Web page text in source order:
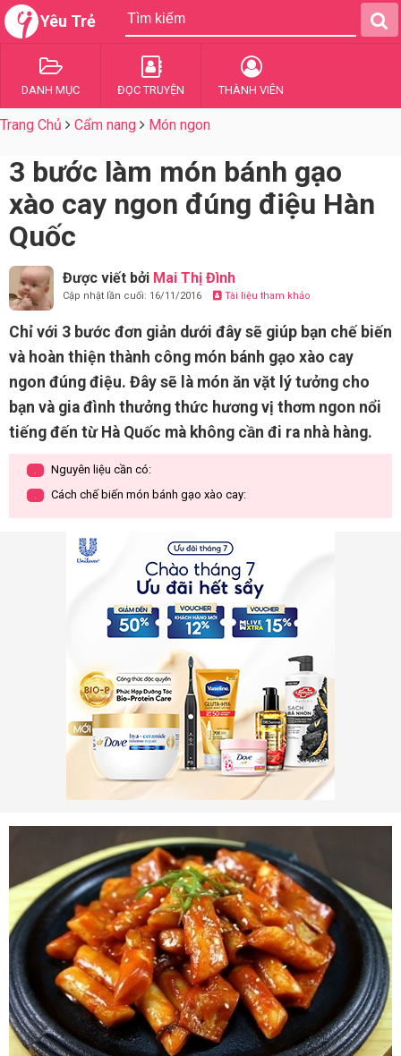
Yêu Trẻ
DANH MỤC ĐỌC TRUYỆN THÀNH VIÊN
Trang Chủ Cẩm nang Món ngon
3 bước làm món bánh gạo
xào cay ngon đúng điệu Hàn
Quốc
Được viết bởi Mai Thị Đình
Cập nhật lần cuối: 16/11/2016 Tài liệu tham khảo
Chỉ với 3 bước đơn giản dưới đây sẽ giúp bạn chế biến
và hoàn thiện thành công món bánh gạo xào cay
ngon đúng điệu. Đây sẽ là món ăn vặt lý tưởng cho
bạn và gia đình thưởng thức hương vị thơm ngon nổi
tiếng đến từ Hà Quốc mà không cần đi ra nhà hàng.
. Nguyên liệu cần có:
. Cách chế biến món bánh gạo xào cay: